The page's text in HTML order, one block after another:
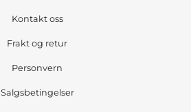
Kontakt oss
Frakt og retur
Personvern
Salgsbetingelser